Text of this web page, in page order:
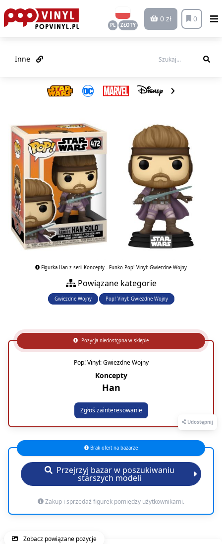
PL ZŁOTY
0 zł 0
Inne
Figurka Han z serii Koncepty - Funko Pop! Vinyl: Gwiezdne Wojny
Powiązane kategorie
Gwiezdne Wojny Pop! Vinyl: Gwiezdne Wojny
Udostępnij
Pozycja niedostępna w sklepie
Pop! Vinyl: Gwiezdne Wojny
Koncepty
Han
Zgłoś zainteresowanie
Brak ofert na bazarze
Przejrzyj bazar w poszukiwaniu
starszych modeli
Zakup i sprzedaż figurek pomiędzy użytkownikami.
Zobacz powiązane pozycje